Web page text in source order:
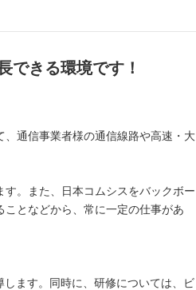
できる環境です！
通信事業者様の通信線路や高速・大
。また、日本コムシスをバックボー
となどから、常に一定の仕事があ
ます。同時に、研修については、ビ